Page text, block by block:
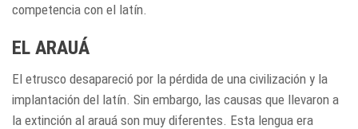
competencia con el latín.
EL ARAUÁ
El etrusco desapareció por la pérdida de una civilización y la
implantación del latín. Sin embargo, las causas que llevaron a
la extinción al arauá son muy diferentes. Esta lengua era